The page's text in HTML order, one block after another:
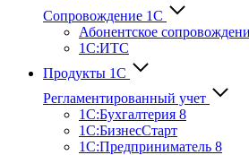
Сопровождение 1С
Абонентское
1С:ИТС
Продукты 1С
Регламентированный учет
1C:Бухгалтерия 8
1С:БизнесСтарт
1C:Предприниматель 8